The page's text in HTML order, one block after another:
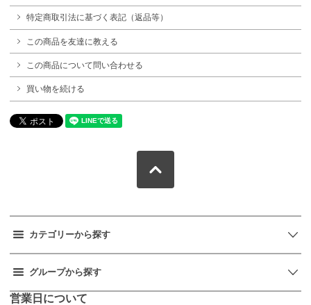
特定商取引法に基づく表記（返品等）
この商品を友達に教える
この商品について問い合わせる
買い物を続ける
カテゴリーから探す
グループから探す
営業日について